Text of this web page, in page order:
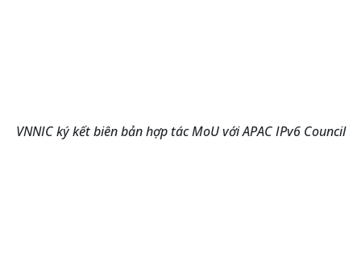
VNNIC ký kết biên bản hợp tác MoU với APAC IPv6 Council